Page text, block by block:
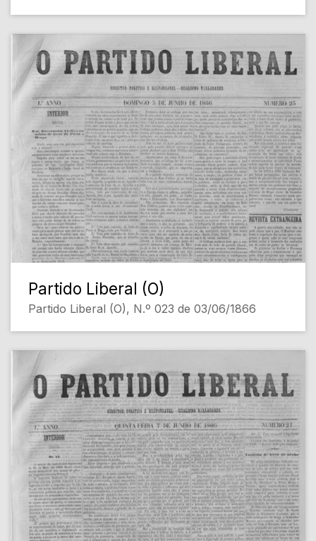
Partido Liberal (O)
Partido Liberal (O), N.º 023 de 03/06/1866